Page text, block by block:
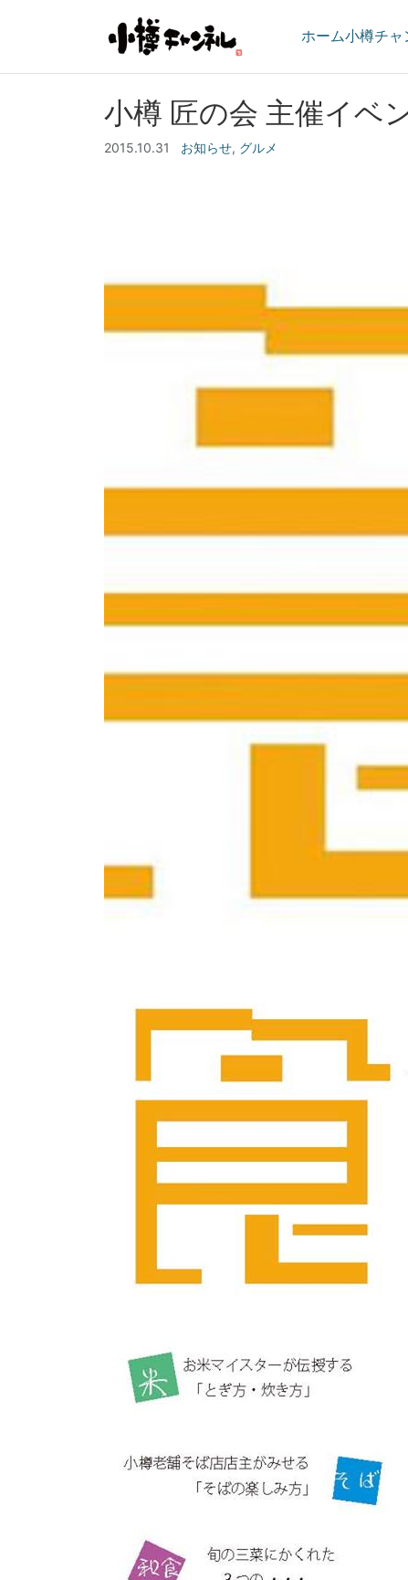
ホーム小樽チャ
小樽 匠の会 主催イベ
2015.10.31 お知らせ, グルメ